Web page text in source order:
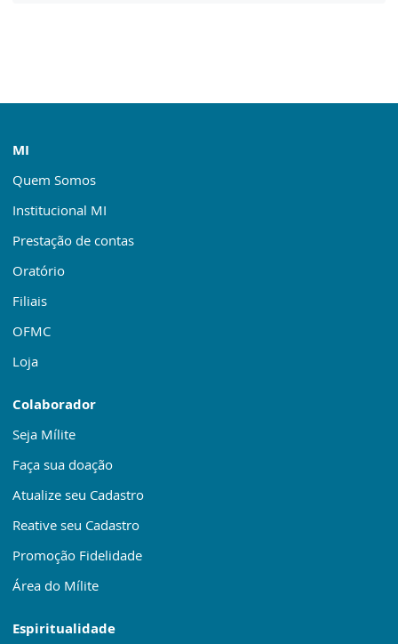
MI
Quem Somos
Institucional MI
Prestação de contas
Oratório
Filiais
OFMC
Loja
Colaborador
Seja Mílite
Faça sua doação
Atualize seu Cadastro
Reative seu Cadastro
Promoção Fidelidade
Área do Mílite
Espiritualidade